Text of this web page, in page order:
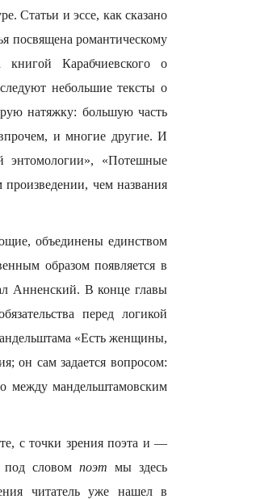
Статьи и эссе, как сказано
посвящена романтическому
Карабчиевского о
небольшие тексты о
натяжку: большую часть
и многие другие. И
энтомологии», «Потешные
чем названия
объединены единством
образом появляется в
Анненский. В конце главы
перед логикой
«Есть женщины,
он сам задается вопросом:
между мандельштамовским
с точки зрения поэта и —
словом поэт мы здесь
читатель уже нашел в